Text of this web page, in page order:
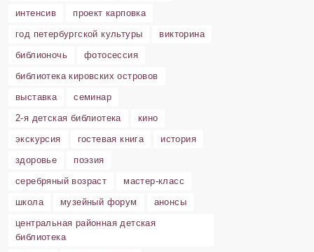
интенсив
проект карповка
год петербургской культуры
викторина
библионочь
фотосессия
библиотека кировских островов
выставка
семинар
2-я детская библиотека
кино
экскурсия
гостевая книга
история
здоровье
поэзия
серебряный возраст
мастер-класс
школа
музейный форум
анонсы
центральная районная детская
библиотека